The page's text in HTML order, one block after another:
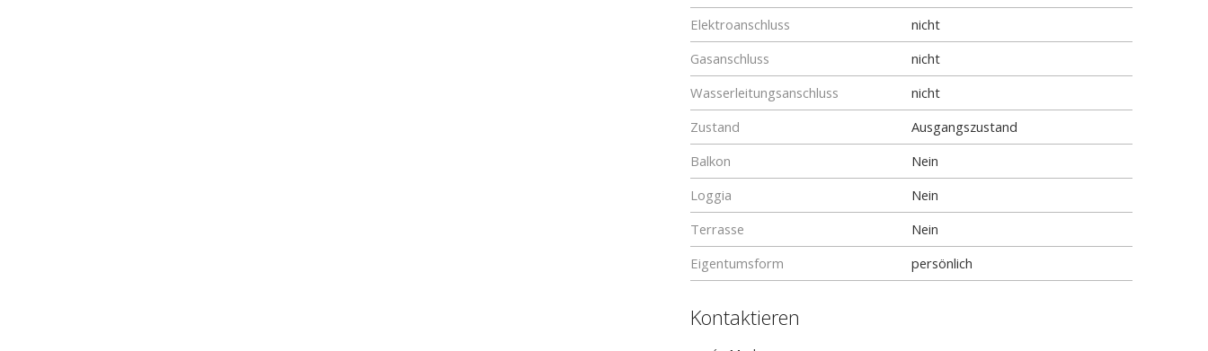
Elektroanschluss
nicht
Gasanschluss
nicht
Wasserleitungsanschluss
nicht
Zustand
Ausgangszustand
Balkon
Nein
Loggia
Nein
Terrasse
Nein
Eigentumsform
persönlich
Kontaktieren